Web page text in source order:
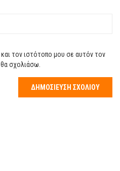
τον ιστότοπο μου σε αυτόν τον
σχολιάσω.